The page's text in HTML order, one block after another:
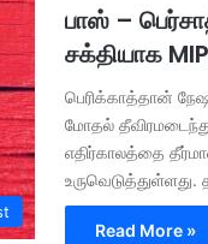
பாஸ் –
சக்தியாக
பெரிக்காத்தான்
மோதல்
எதிர்காலத்தை
Read More »